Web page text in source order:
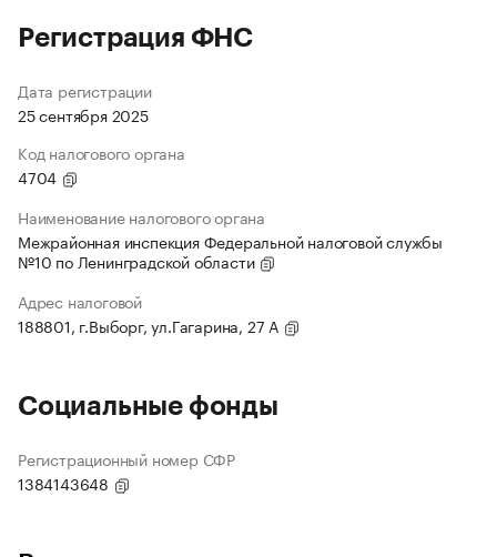
Регистрация ФНС
Дата регистрации
25 сентября 2025
Код налогового органа
4704
Наименование налогового органа
Межрайонная инспекция Федеральной налоговой службы
№10 по Ленинградской области
Адрес налоговой
188801, г.Выборг, ул.Гагарина, 27 А
Социальные фонды
Регистрационный номер СФР
1384143648